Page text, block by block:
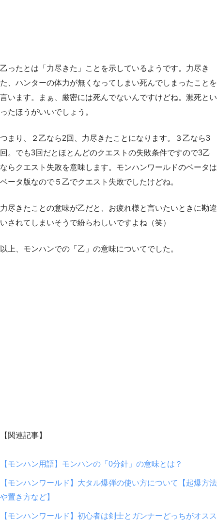
乙ったとは「力尽きた」ことを示しているようです。力尽き
た、ハンターの体力が無くなってしまい死んでしまったことを
言います。まぁ、厳密には死んでないんですけどね。瀕死とい
ったほうがいいでしょう。
つまり、２乙なら2回、力尽きたことになります。３乙なら3
回。でも3回だとほとんどのクエストの失敗条件ですので3乙
ならクエスト失敗を意味します。モンハンワールドのベータは
ベータ版なので５乙でクエスト失敗でしたけどね。
力尽きたことの意味が乙だと、お疲れ様と言いたいときに勘違
いされてしまいそうで紛らわしいですよね（笑）
以上、モンハンでの「乙」の意味についてでした。
【関連記事】
【モンハン用語】モンハンの「0分針」の意味とは？
【モンハンワールド】大タル爆弾の使い方について【起爆方法
や置き方など】
【モンハンワールド】初心者は剣士とガンナーどっちがオスス